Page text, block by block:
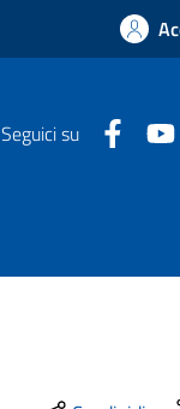
Seguici su